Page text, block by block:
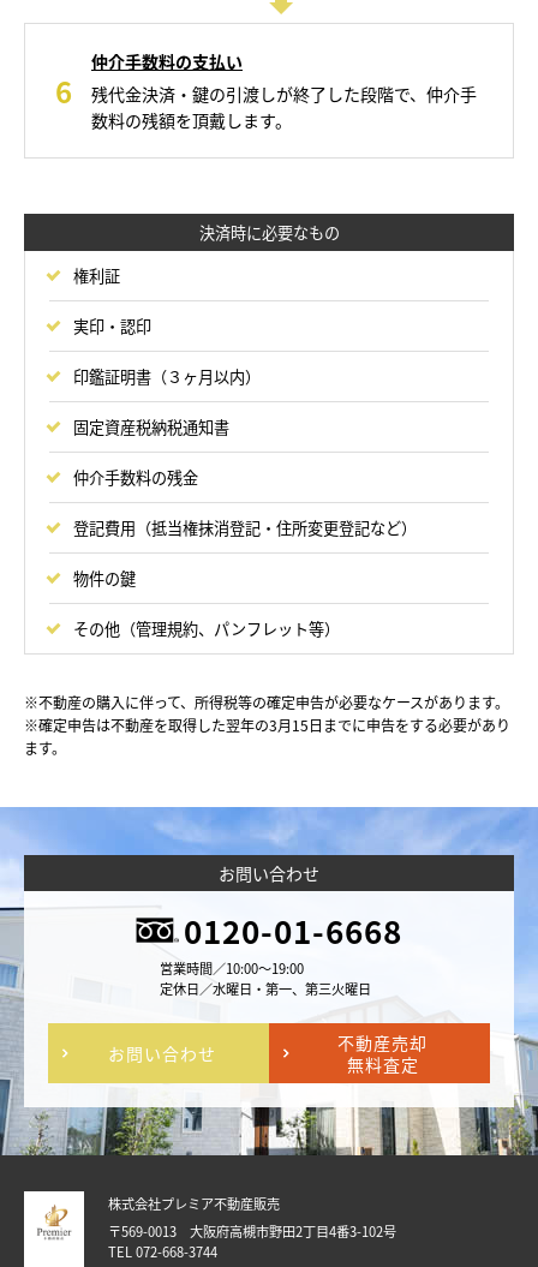
6
仲介手数料の支払い
残代金決済・鍵の引渡しが終了した段階で、仲介手
数料の残額を頂戴します。
決済時に必要なもの
権利証
実印・認印
印鑑証明書（３ヶ月以内）
固定資産税納税通知書
仲介手数料の残金
登記費用（抵当権抹消登記・住所変更登記など）
物件の鍵
その他（管理規約、パンフレット等）
※不動産の購入に伴って、所得税等の確定申告が必要なケースがあります。
※確定申告は不動産を取得した翌年の3月15日までに申告をする必要があり
ます。
お問い合わせ
0120-01-6668
営業時間／10:00～19:00
定休日／水曜日・第一、第三火曜日
お問い合わせ
不動産売却
無料査定
株式会社プレミア不動産販売
〒569-0013 大阪府高槻市野田2丁目4番3-102号
TEL 072-668-3744